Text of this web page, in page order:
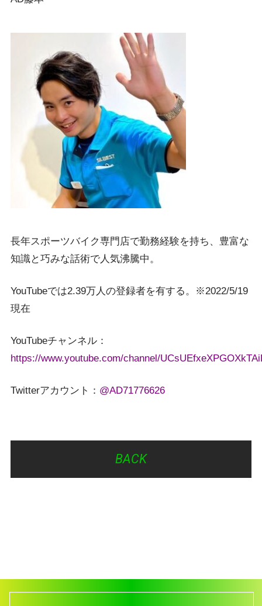
長年スポーツバイク専門店で勤務経験を持ち、豊富な
知識と巧みな話術で人気沸騰中。
YouTubeでは2.39万人の登録者を有する。※2022/5/19
現在
YouTubeチャンネル：
https://www.youtube.com/channel/
Twitterアカウント： @AD71776626
BACK